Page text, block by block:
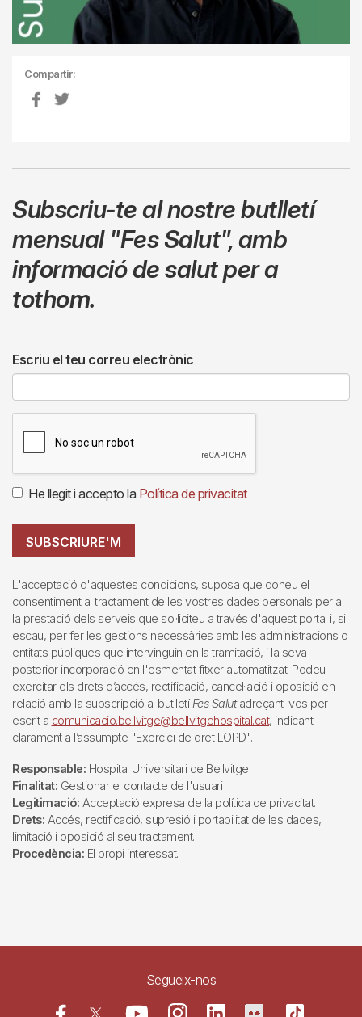
Compartir:
Subscriu-te al nostre butlletí
mensual "Fes Salut",amb
informació de salut per a
tothom.
Escriu el teu correu electrònic
He llegit i accepto la Política de privacitat
SUBSCRIURE'M
L'acceptació d'aquestes condicions, suposa que doneu el
consentiment al tractament de les vostres dades personals per a
la prestació dels serveis que sol·liciteu a través d'aquest portal i, si
escau, per fer les gestions necessàries amb les administracions o
entitats públiques que intervinguin en la tramitació, i la seva
posterior incorporació en l'esmentat fitxer automatitzat. Podeu
exercitar els drets d’accés, rectificació, cancel·lació i oposició en
relació amb la subscripció al butlletí Fes Salutadreçant-vos per
escrit a comunicacio.bellvitge@bellvitgehospital.cat, indicant
clarament a l’assumpte "Exercici de dret LOPD".
Responsable: Hospital Universitari de Bellvitge.
Finalitat: Gestionar el contacte de l'usuari
Legitimació: Acceptació expresa de la política de privacitat.
Drets: Accés, rectificació, supresió i portabilitat de les dades,
limitació i oposició al seu tractament.
Procedència: El propi interessat.
Segueix-nos